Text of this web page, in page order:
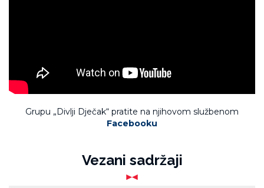
Grupu „Divlji Dječak“ pratite na njihovom službenom
Facebooku
Vezani sadržaji